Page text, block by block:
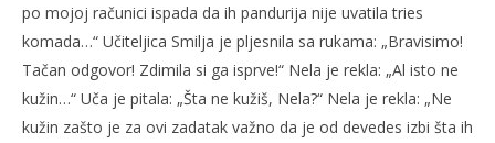
po mojoj računici ispada da ih pandurija nije uvatila tries
komada…“ Učiteljica Smilja je pljesnila sa rukama: „Bravisimo!
Tačan odgovor! Zdimila si ga isprve!“ Nela je rekla: „Al isto ne
kužin…“ Uča je pitala: „Šta ne kužiš, Nela?“ Nela je rekla: „Ne
kužin zašto je za ovi zadatak važno da je od devedes izbi šta ih